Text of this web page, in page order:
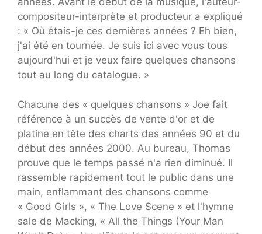
compositeur-interprète et producteur a expliqué
: « Où étais-je ces dernières années ? Eh bien,
j'ai été en tournée. Je suis ici avec vous tous
aujourd'hui et je veux faire quelques chansons
tout au long du catalogue. »
Chacune des « quelques chansons » Joe fait
référence à un succès de vente d'or et de
platine en tête des charts des années 90 et du
début des années 2000. Au bureau, Thomas
prouve que le temps passé n'a rien diminué. Il
rassemble rapidement tout le public dans une
main, enflammant des chansons comme
« Good Girls », « The Love Scene » et l'hymne
sale de Macking, « All the Things (Your Man